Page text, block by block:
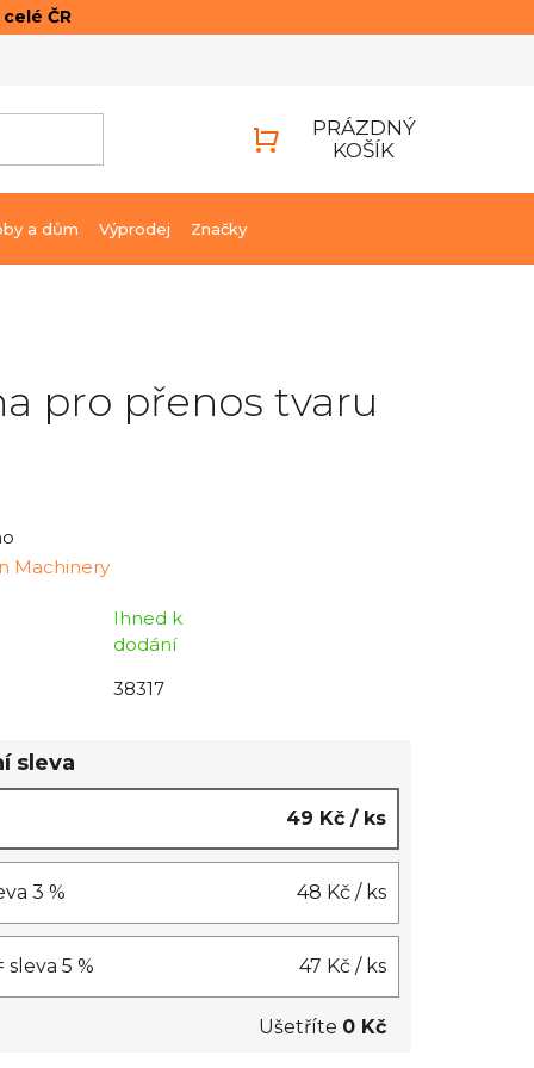
ČR
PRÁZDNÝ
KOŠÍK
a dům Výprodej Značky
pro přenos tvaru
Machinery
Ihned k
dodání
38317
sleva
49 Kč / ks
3 % 48 Kč / ks
sleva 5 % 47 Kč / ks
Ušetříte 0 Kč